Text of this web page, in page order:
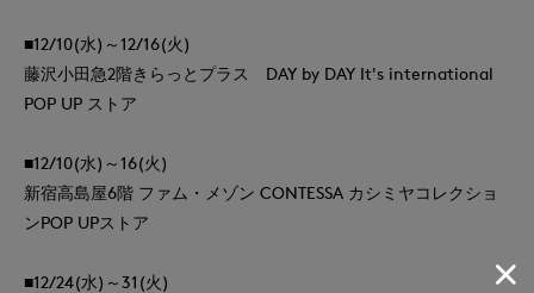
■12/10(水)～12/16(火)
藤沢小田急2階きらっとプラス DAY by DAY It's international
POP UP ストア
■12/10(水)～16(火)
新宿高島屋6階 ファム・メゾン CONTESSA カシミヤコレクショ
ンPOP UPストア
■12/24(水)～31(火)